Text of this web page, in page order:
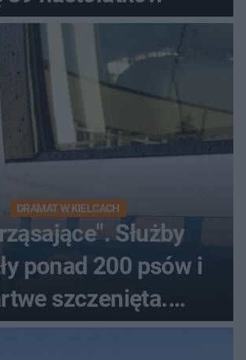
DRAMAT W KIELCACH
Służby
ponad 200 psów i
szczenięta.
35-latka